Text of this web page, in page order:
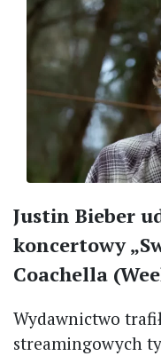
Justin Bieber
koncertowy
Coachella
Wydawnictwo
streamingowych